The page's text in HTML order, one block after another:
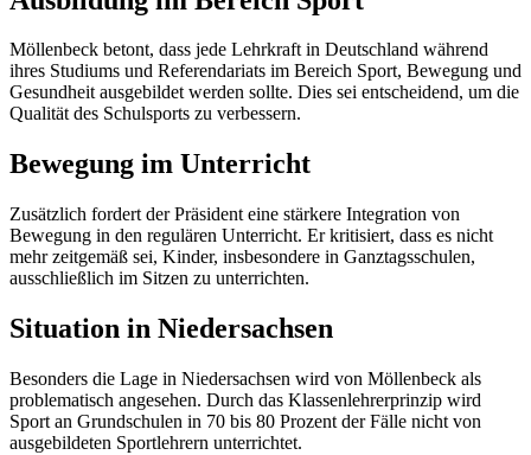
Möllenbeck betont, dass jede Lehrkraft in Deutschland während
ihres Studiums und Referendariats im Bereich Sport, Bewegung und
Gesundheit ausgebildet werden sollte. Dies sei entscheidend, um die
Qualität des Schulsports zu verbessern.
Bewegung im Unterricht
Zusätzlich fordert der Präsident eine stärkere Integration von
Bewegung in den regulären Unterricht. Er kritisiert, dass es nicht
mehr zeitgemäß sei, Kinder, insbesondere in Ganztagsschulen,
ausschließlich im Sitzen zu unterrichten.
Situation in Niedersachsen
Besonders die Lage in Niedersachsen wird von Möllenbeck als
problematisch angesehen. Durch das Klassenlehrerprinzip wird
Sport an Grundschulen in 70 bis 80 Prozent der Fälle nicht von
ausgebildeten Sportlehrern unterrichtet.